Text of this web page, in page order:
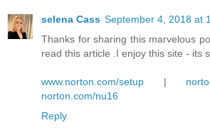
selena Cass September 4, 2018 at
Thanks for sharing this marvelous
read this article .I enjoy this site - its
www.norton.com/setup |
norton.com/nu16
Reply